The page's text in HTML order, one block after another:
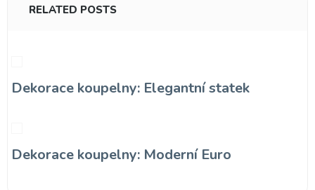
RELATED POSTS
Dekorace koupelny: Elegantní statek
Dekorace koupelny: Moderní Euro